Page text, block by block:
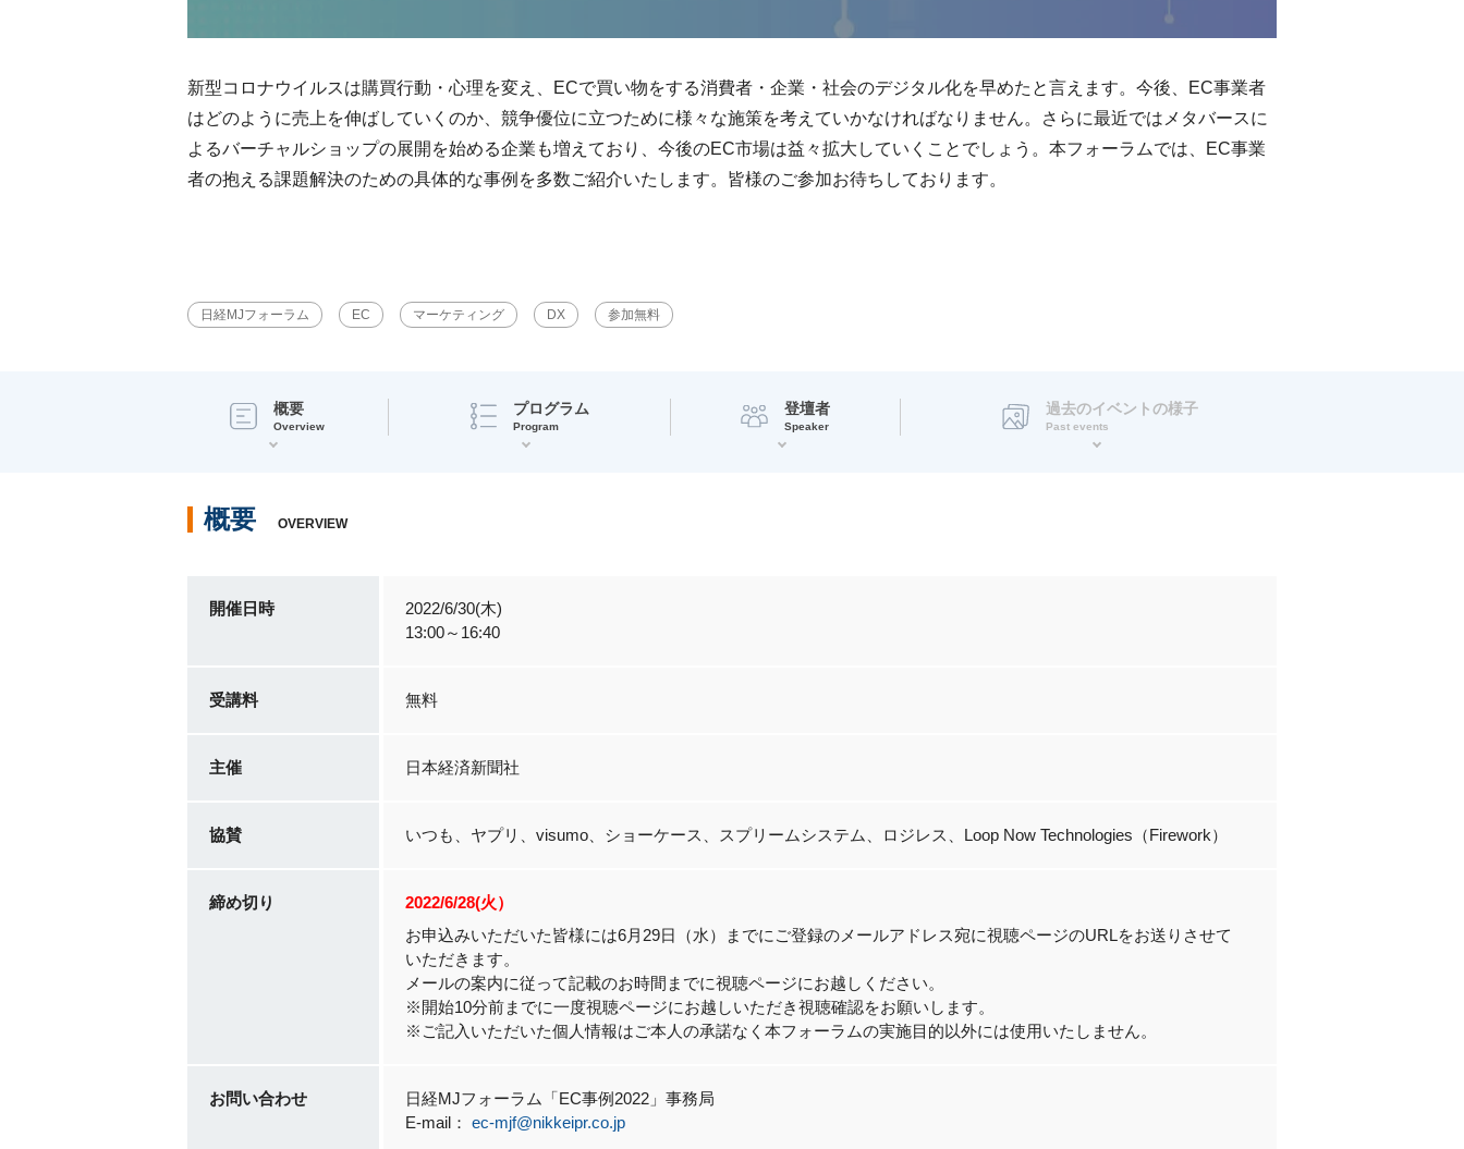
新型コロナウイルスは購買行動・心理を変え、ECで買い物をする消費者・企業・社会のデジタル化を早めたと言えます。今後、EC事業者
はどのように売上を伸ばしていくのか、競争優位に立つために様々な施策を考えていかなければなりません。さらに最近ではメタバースに
よるバーチャルショップの展開を始める企業も増えており、今後のEC市場は益々拡大していくことでしょう。本フォーラムでは、EC事業
者の抱える課題解決のための具体的な事例を多数ご紹介いたします。皆様のご参加お待ちしております。
日経MJフォーラム EC マーケティング DX 参加無料
概要
Overview
プログラム
Program
登壇者
Speaker
過去のイベントの様子
Past events
概要 OVERVIEW
開催日時
2022/6/30(木)
13:00～16:40
受講料 無料
主催 日本経済新聞社
協賛 いつも、ヤプリ、visumo、ショーケース、スプリームシステム、ロジレス、Loop Now Technologies（Firework）
締め切り
2022/6/28(火）
お申込みいただいた皆様には6月29日（水）までにご登録のメールアドレス宛に視聴ページのURLをお送りさせて
いただきます。
メールの案内に従って記載のお時間までに視聴ページにお越しください。
※開始10分前までに一度視聴ページにお越しいただき視聴確認をお願いします。
※ご記入いただいた個人情報はご本人の承諾なく本フォーラムの実施目的以外には使用いたしません。
お問い合わせ
日経MJフォーラム「EC事例2022」事務局
E-mail： ec-mjf@nikkeipr.co.jp